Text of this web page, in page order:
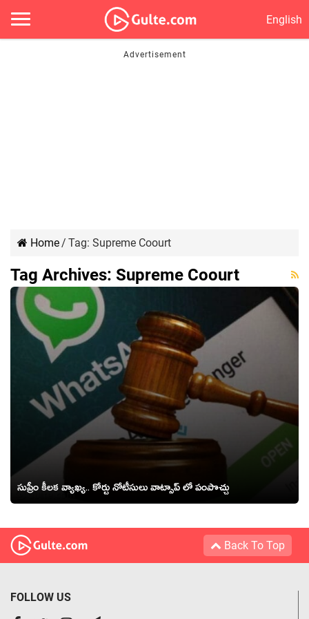
English
Home/ Tag: Supreme Coourt
Tag Archives: Supreme Coourt
సుప్రీం కీలక వ్యాఖ్య.. కోర్టు నోటీసులు వాట్సాప్ లో పంపొచ్చు
Back To Top
FOLLOW US